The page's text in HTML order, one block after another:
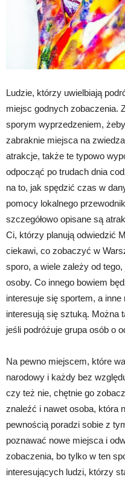
Ludzie, którzy uwielbiają
miejsc godnych zobaczenia.
sporym wyprzedzeniem,
zabraknie miejsca na
atrakcje, także te typowo
odpocząć po trudach dnia
na to, jak spędzić czas w
pomocy lokalnego
szczegółowo opisane są
Ci, którzy planują odwiedzić
ciekawi, co zobaczyć w
sporo, a wiele zależy od
osoby. Co innego bowiem
interesuje się sportem, a
interesują się sztuką. Można
jeśli podróżuje grupa osób o
Na pewno miejscem, które
narodowy i każdy bez
czy też nie, chętnie go
znaleźć i nawet osoba, która
pewnością poradzi sobie z
poznawać nowe miejsca i
zobaczenia, bo tylko w ten
interesujących ludzi, którzy